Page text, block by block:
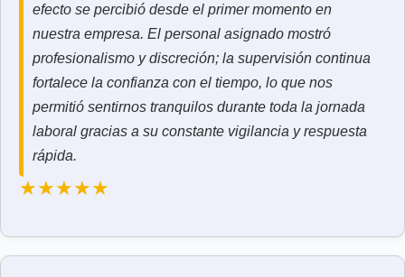
efecto se percibió desde el primer momento en
nuestra empresa. El personal asignado mostró
profesionalismo y discreción; la supervisión continua
fortalece la confianza con el tiempo, lo que nos
permitió sentirnos tranquilos durante toda la jornada
laboral gracias a su constante vigilancia y respuesta
rápida.
★★★★★